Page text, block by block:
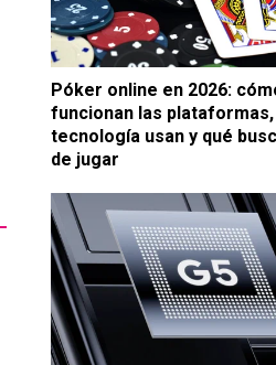
Póker online en 2026:
funcionan las plataformas,
tecnología usan y qué
de jugar